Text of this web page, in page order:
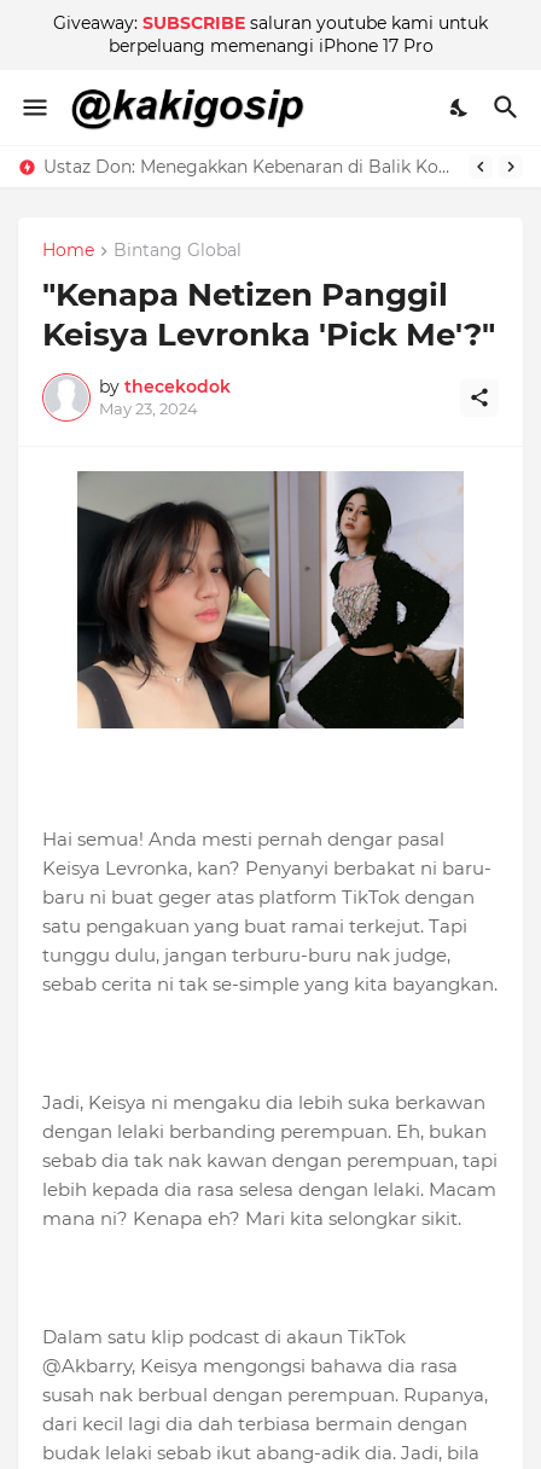
Giveaway: SUBSCRIBE saluran youtube kami untuk
berpeluang memenangi iPhone 17 Pro
Ustaz Don: Menegakkan Kebenaran di Balik Kontroversi
Home Bintang Global
"Kenapa Netizen Panggil
Keisya Levronka 'Pick Me'?"
by thecekodok
May 23, 2024
Hai semua! Anda mesti pernah dengar pasal
Keisya Levronka, kan? Penyanyi berbakat ni baru-
baru ni buat geger atas platform TikTok dengan
satu pengakuan yang buat ramai terkejut. Tapi
tunggu dulu, jangan terburu-buru nak judge,
sebab cerita ni tak se-simple yang kita bayangkan.
Jadi, Keisya ni mengaku dia lebih suka berkawan
dengan lelaki berbanding perempuan. Eh, bukan
sebab dia tak nak kawan dengan perempuan, tapi
lebih kepada dia rasa selesa dengan lelaki. Macam
mana ni? Kenapa eh? Mari kita selongkar sikit.
Dalam satu klip podcast di akaun TikTok
@Akbarry, Keisya mengongsi bahawa dia rasa
susah nak berbual dengan perempuan. Rupanya,
dari kecil lagi dia dah terbiasa bermain dengan
budak lelaki sebab ikut abang-adik dia. Jadi, bila